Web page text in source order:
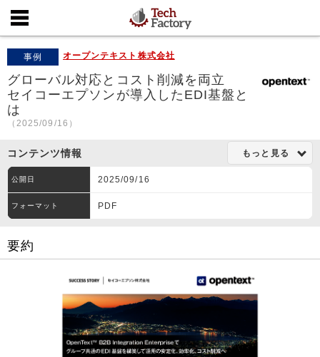
事例 オープンテキスト株式会社
グローバル対応とコスト削減を両立
セイコーエプソンが導入したEDI基盤と
は
（2025/09/16）
コンテンツ情報 もっと見る
公開日 2025/09/16
フォーマット PDF
要約